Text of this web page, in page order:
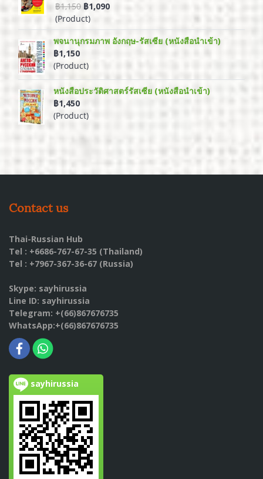
฿1,150 ฿1,090
(Product)
พจนานุกรมภาพ อังกฤษ-รัสเซีย (หนังสือนำเข้า)
฿1,150
(Product)
หนังสือประวัติศาสตร์รัสเซีย (หนังสือนำเข้า)
฿1,450
(Product)
Contact us
Thai-Russian Hub
Tel : +6686-767-67-35 (Thailand)
Tel : +7967-367-36-67 (Russia)
Skype: sayhirussia
Line ID: sayhirussia
Telegram: +(66)867676735
WhatsApp:+(66)867676735
sayhirussia